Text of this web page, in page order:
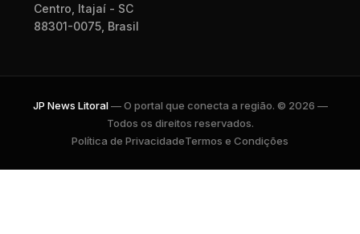
Centro, Itajaí - SC
88301-0075, Brasil
JP News Litoral— O portal que conecta a região. © 2026 —
Todos os direitos reservados.
Política de PrivacidadeTermos e Condições